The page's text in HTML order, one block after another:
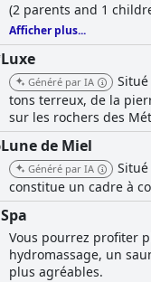
(2 parents and 1
Afficher plus...
Luxe
Généré par IA
tons terreux, de la
sur les rochers des
Lune de Miel
Généré par IA
constitue un cadre à
Spa
Vous pourrez profiter
hydromassage, un
plus agréables.